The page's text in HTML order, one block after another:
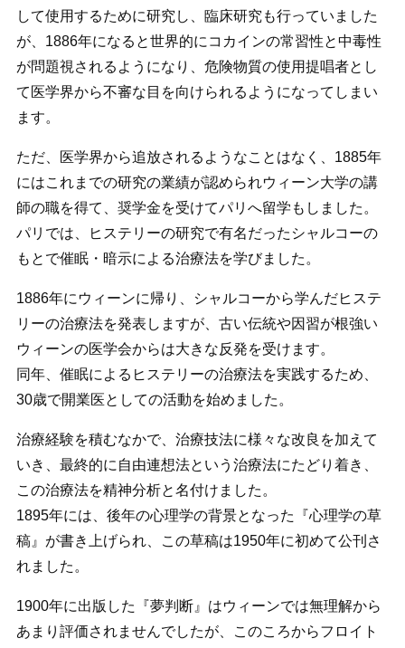
して使用するために研究し、臨床研究も行っていました
が、1886年になると世界的にコカインの常習性と中毒性
が問題視されるようになり、危険物質の使用提唱者とし
て医学界から不審な目を向けられるようになってしまい
ます。
ただ、医学界から追放されるようなことはなく、1885年
にはこれまでの研究の業績が認められウィーン大学の講
師の職を得て、奨学金を受けてパリへ留学もしました。
パリでは、ヒステリーの研究で有名だったシャルコーの
もとで催眠・暗示による治療法を学びました。
1886年にウィーンに帰り、シャルコーから学んだヒステ
リーの治療法を発表しますが、古い伝統や因習が根強い
ウィーンの医学会からは大きな反発を受けます。
同年、催眠によるヒステリーの治療法を実践するため、
30歳で開業医としての活動を始めました。
治療経験を積むなかで、治療技法に様々な改良を加えて
いき、最終的に自由連想法という治療法にたどり着き、
この治療法を精神分析と名付けました。
1895年には、後年の心理学の背景となった『心理学の草
稿』が書き上げられ、この草稿は1950年に初めて公刊さ
れました。
1900年に出版した『夢判断』はウィーンでは無理解から
あまり評価されませんでしたが、このころからフロイト